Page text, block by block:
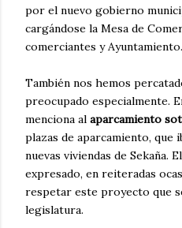
por el nuevo gobierno
cargándose la Mesa de
comerciantes y Ayuntamiento.
También nos hemos
preocupado especialmente.
menciona al aparcamiento
plazas de aparcamiento, que
nuevas viviendas de Sekaña.
expresado, en reiteradas
respetar este proyecto que
legislatura.